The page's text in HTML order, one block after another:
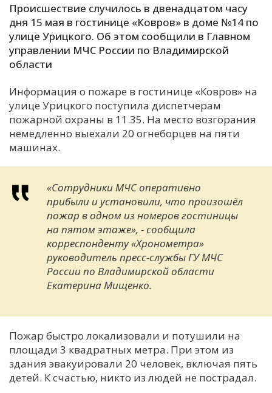
И
К
М
Т
Х
Я
Происшествие случилось в двенадцатом часу
дня 15 мая в гостинице «Ковров» в доме №14 по
улице Урицкого. Об этом сообщили в Главном
управлении МЧС России по Владимирской
области
Информация о пожаре в гостинице «Ковров» на
улице Урицкого поступила диспетчерам
пожарной охраны в 11.35. На место возгорания
немедленно выехали 20 огнеборцев на пяти
машинах.
«Сотрудники МЧС оперативно
прибыли и установили, что произошёл
пожар в одном из номеров гостиницы
на пятом этаже», - сообщила
корреспонденту «Хронометра»
руководитель пресс-службы ГУ МЧС
России по Владимирской области
Екатерина Мищенко.
Пожар быстро локализовали и потушили на
площади 3 квадратных метра. При этом из
здания эвакуировали 20 человек, включая пять
детей. К счастью, никто из людей не пострадал.